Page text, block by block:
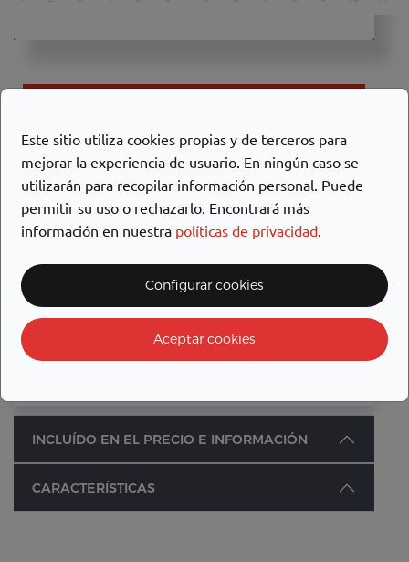
TARIFAS
Miércoles Jueves
69.00€ 69.00€ 69.00€ 69.00€
Fianza: 600.00€ con targeta de crédito.
Kilometros incluidos: 300 km/día (0.20 €/km
adicional)
INCLUÍDO EN EL PRECIO E INFORMACIÓN
CARACTERÍSTICAS
Este sitio utiliza cookies propias y de terceros para
mejorar la experiencia de usuario. En ningún caso se
utilizarán para recopilar información personal. Puede
permitir su uso o rechazarlo. Encontrará más
información en nuestra políticas de privacidad.
Configurar cookies
Aceptar cookies